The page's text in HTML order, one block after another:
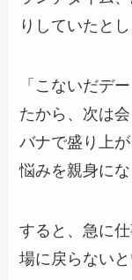
りしていたとし
「こないだデ
たから、次は
バナで盛り上
悩みを親身に
すると、急に
場に戻らない